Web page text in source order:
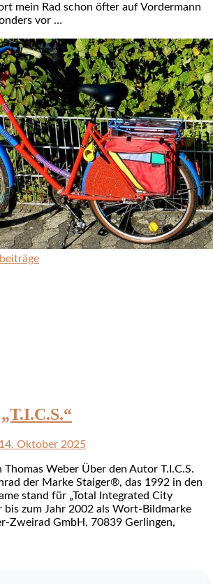
mein Rad schon öfter auf Vordermann
vor …
14. Oktober 2025
Thomas Weber Über den Autor T.I.C.S.
der Marke Staiger®, das 1992 in den
stand für „Total Integrated City
bis zum Jahr 2002 als Wort-Bildmarke
Zweirad GmbH, 70839 Gerlingen,